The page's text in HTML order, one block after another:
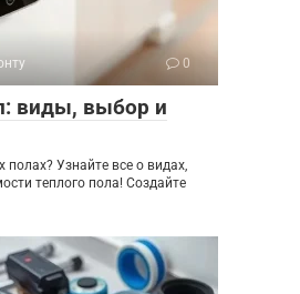
0
виды, выбор и
полах? Узнайте все о видах,
теплого пола! Создайте